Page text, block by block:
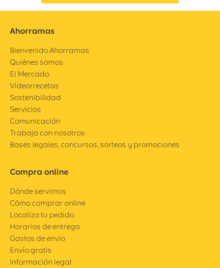
Ahorramas
Bienvenido Ahorramas
Quiénes somos
El Mercado
Videorrecetas
Sostenibilidad
Servicios
Comunicación
Trabaja con nosotros
Bases legales, concursos, sorteos y promociones
Compra online
Dónde servimos
Cómo comprar online
Localiza tu pedido
Horarios de entrega
Gastos de envío
Envío gratis
Información legal